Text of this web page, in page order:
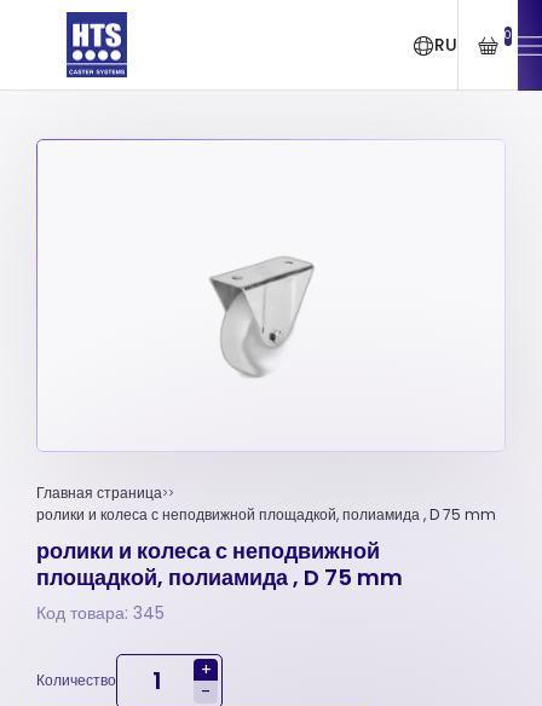
RU 0
Главная страница
ролики и колеса с неподвижной площадкой, полиамида , D 75 mm
ролики и колеса с неподвижной
площадкой, полиамида , D 75 mm
Код товара: 345
Количество
+
-